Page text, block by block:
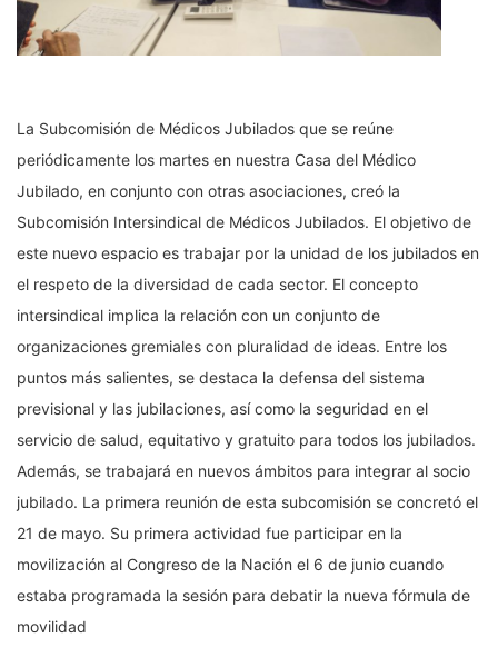
La Subcomisión de Médicos Jubilados que se reúne
periódicamente los martes en nuestra Casa del Médico
Jubilado, en conjunto con otras asociaciones, creó la
Subcomisión Intersindical de Médicos Jubilados. El objetivo de
este nuevo espacio es trabajar por la unidad de los jubilados en
el respeto de la diversidad de cada sector. El concepto
intersindical implica la relación con un conjunto de
organizaciones gremiales con pluralidad de ideas. Entre los
puntos más salientes, se destaca la defensa del sistema
previsional y las jubilaciones, así como la seguridad en el
servicio de salud, equitativo y gratuito para todos los jubilados.
Además, se trabajará en nuevos ámbitos para integrar al socio
jubilado. La primera reunión de esta subcomisión se concretó el
21 de mayo. Su primera actividad fue participar en la
movilización al Congreso de la Nación el 6 de junio cuando
estaba programada la sesión para debatir la nueva fórmula de
movilidad